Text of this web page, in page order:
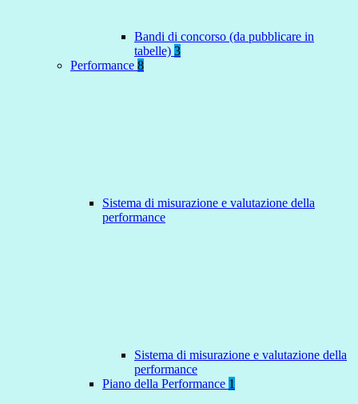
Bandi di concorso (da pubblicare in
tabelle) 3
Performance 8
Sistema di misurazione e valutazione della
performance
Sistema di misurazione e valutazione della
performance
Piano della Performance 1